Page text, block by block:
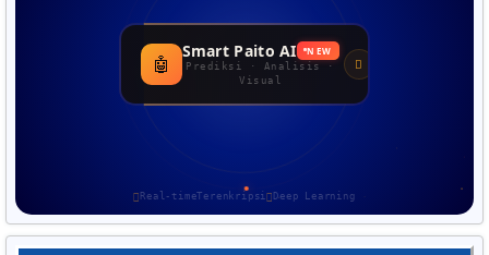
🤖
Smart Paito AI NEW
Prediksi · Analisis ·
Visual
Real-timeTerenkripsi Deep Learning